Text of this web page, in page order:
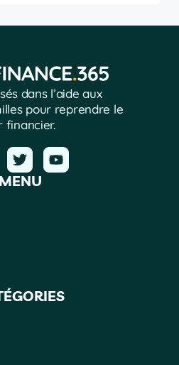
dans l’aide aux
pour reprendre le
financier.
MENU